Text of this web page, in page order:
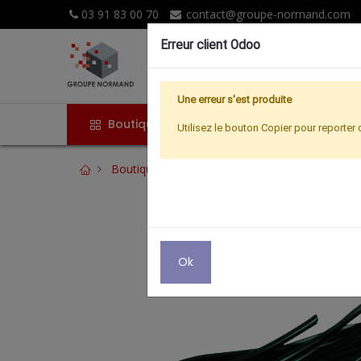
03 91 83 00 70 contact@groupe-normand.com
Boutique Accueil
Boutique
Erreur client Odoo
Une erreur s'est produite
Utilisez le bouton Copier pour reporter
Ok